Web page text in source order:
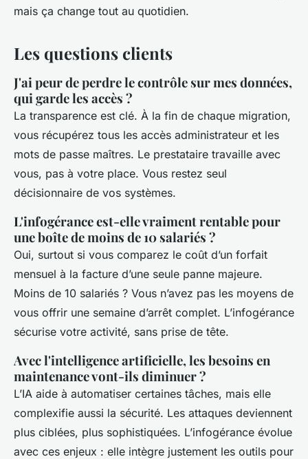
mais ça change tout au quotidien.
Les questions clients
J'ai peur de perdre le contrôle sur mes données,
qui garde les accès ?
La transparence est clé. À la fin de chaque migration,
vous récupérez tous les accès administrateur et les
mots de passe maîtres. Le prestataire travaille avec
vous, pas à votre place. Vous restez seul
décisionnaire de vos systèmes.
L'infogérance est-elle vraiment rentable pour
une boîte de moins de 10 salariés ?
Oui, surtout si vous comparez le coût d’un forfait
mensuel à la facture d’une seule panne majeure.
Moins de 10 salariés ? Vous n’avez pas les moyens de
vous offrir une semaine d’arrêt complet. L’infogérance
sécurise votre activité, sans prise de tête.
Avec l'intelligence artificielle, les besoins en
maintenance vont-ils diminuer ?
L’IA aide à automatiser certaines tâches, mais elle
complexifie aussi la sécurité. Les attaques deviennent
plus ciblées, plus sophistiquées. L’infogérance évolue
avec ces enjeux : elle intègre justement les outils pour